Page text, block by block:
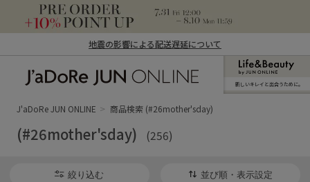
地震の影響による配送遅延について
ン オンライン）
新しいキレイと出合うために。
J'aDoRe JUN ONLINE 商品検索 (#26mother'sday)
(#26mother'sday) (256)
絞り込む 並び順・表示設定